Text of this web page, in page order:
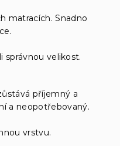
matracích. Snadno
správnou velikost.
příjemný a
a neopotřebovaný.
vrstvu.